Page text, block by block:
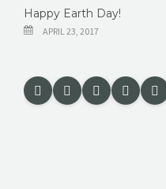
Happy Earth Day!
APRIL 23, 2017